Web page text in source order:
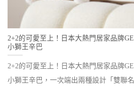
2+2的可愛至上！日本大熱門居家品牌
小獅王辛巴
2+2的可愛至上！日本大熱門居家品牌
小獅王辛巴，一次端出兩種設計「雙聯